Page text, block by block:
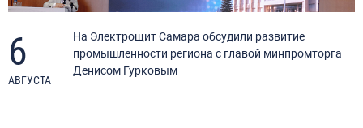
6
АВГУСТА
На Электрощит Самара обсудили развитие
промышленности региона с главой минпромторга
Денисом Гурковым